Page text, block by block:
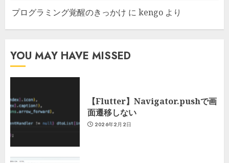
プログラミング覚醒のきっかけ に kengo より
YOU MAY HAVE MISSED
【Flutter】Navigator.pushで画
面遷移しない
2026年2月2日